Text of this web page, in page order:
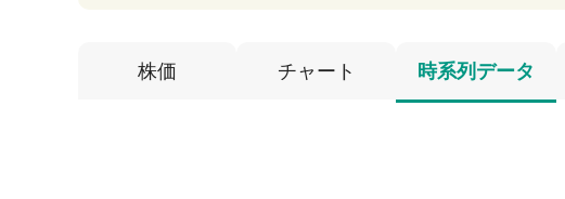
株価 チャート 時系列データ